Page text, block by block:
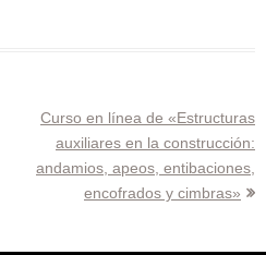
Curso en línea de «Estructuras
auxiliares en la construcción:
andamios, apeos, entibaciones,
encofrados y cimbras»